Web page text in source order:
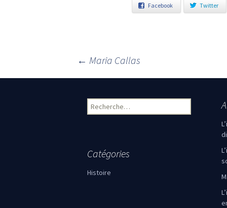
Facebook Twitter
Navigation des articles
← Maria Callas
Rechercher :
Catégories
Histoire